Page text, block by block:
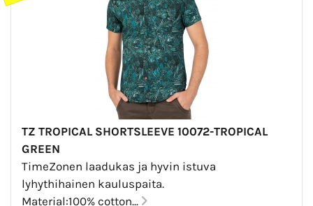
TZ TROPICAL SHORTSLEEVE 10072-TROPICAL
GREEN
TimeZonen laadukas ja hyvin istuva
lyhythihainen kauluspaita.
Material:100% cotton...